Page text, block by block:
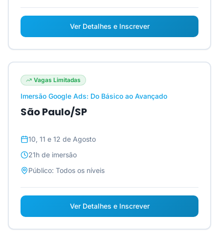
Ver Detalhes e Inscrever
Vagas Limitadas
Imersão Google Ads: Do Básico ao Avançado
São Paulo/SP
10, 11 e 12 de Agosto
21h de imersão
Público: Todos os níveis
Ver Detalhes e Inscrever